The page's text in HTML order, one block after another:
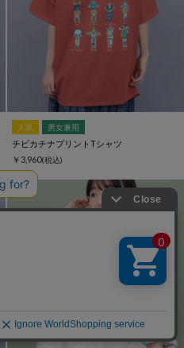
人気 男女兼用
チビカチナプリントTシャツ
￥3,960(税込)